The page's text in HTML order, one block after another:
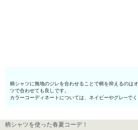
柄シャツに無地のジレを合わせることで柄を抑えるのは
ツで合わせても良しです。
カラーコーディネートについては、ネイビーやグレ—で
柄シャツを使った春夏コーデ！